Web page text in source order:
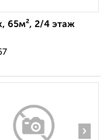
65м², 2/4 этаж
›